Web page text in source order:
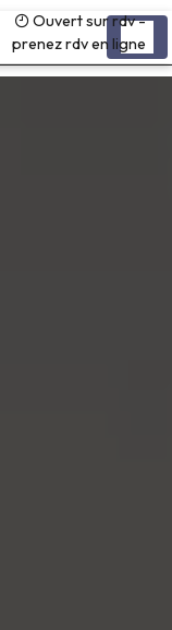
Ouvert sur rdv -
prenez rdv en ligne